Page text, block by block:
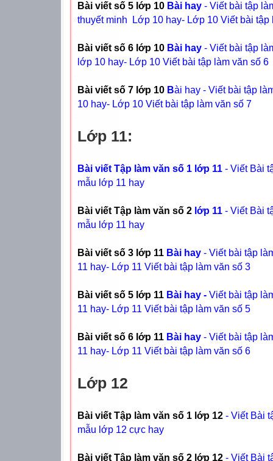
Bài viết số 5 lớp 10 Bài hay - Viết bài tập
thuyết minh Lớp 10 hay- Lớp 10 Viết bài tập
Bài viết số 6 lớp 10 Bài hay - Viết bài tập
lớp 10 hay- Lớp 10 Viết bài tập làm văn số 6
Bài viết số 7 lớp 10 Bài hay - Viết bài tập
10 hay- Lớp 10 Viết bài tập làm văn số 7
Lớp 11:
Bài viết Tập làm văn số 1 lớp 11 - Viết Bài
mẫu lớp 11 hay
Bài viết Tập làm văn số 2 lớp 11 - Viết Bài
mẫu lớp 11 hay
Bài viết số 3 lớp 11 Bài hay - Viết bài tập
11 hay- Lớp 11 Viết bài tập làm văn số 3
Bài viết số 5 lớp 11 Bài hay - Viết bài tập
11 hay- Lớp 11 Viết bài tập làm văn số 5
Bài viết số 6 lớp 11 Bài hay - Viết bài tập
11 hay- Lớp 11 Viết bài tập làm văn số 6
Lớp 12
Bài viết Tập làm văn số 1 lớp 12 - Viết Bài
mẫu lớp 12 cực hay
Bài viết Tập làm văn số 2 lớp 12 - Viết Bài